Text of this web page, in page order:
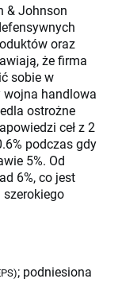
& Johnson
oraz
że firma
sobie w
wojna handlowa
ostrożne
ceł z 2
podczas gdy
5%. Od
6%, co jest
; podniesiona